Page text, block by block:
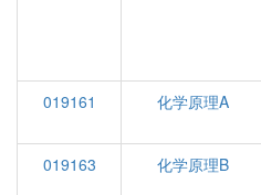
019161
化学原理A
019163
化学原理B